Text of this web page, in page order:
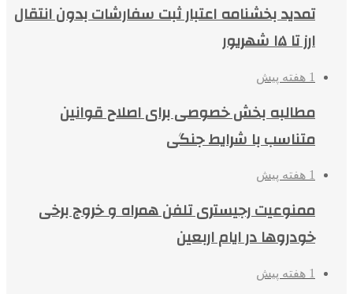
تمدید بخشنامه اعتبار ثبت سفارشات بدون انتقال
ارز تا ۱۵ شهریور
1 هفته پیش
مطالبه بخش خصوصی برای اصلاح قوانین
متناسب با شرایط جنگی
1 هفته پیش
ممنوعیت رجیستری تلفن همراه و خروج برخی
خودروها در ایام اربعین
1 هفته پیش